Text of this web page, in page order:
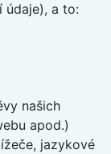
údaje), a to:
našich
apod.)
jazykové